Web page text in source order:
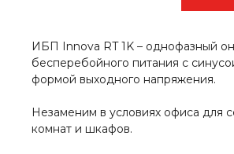
ИБП Innova RT 1K – однофазный
бесперебойного питания с
формой выходного напряжения.
Незаменим в условиях офиса для
комнат и шкафов.